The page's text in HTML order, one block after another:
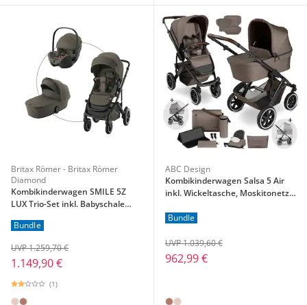
Britax Römer - Britax Römer
Diamond
Kombikinderwagen SMILE 5Z
LUX Trio-Set inkl. Babyschale
Bundle
1.149,90 €
UVP 1.259,70 €
(1)
ABC Design
Kombikinderwagen Salsa 5 Air
inkl. Wickeltasche, Moskitonetz
Bundle
962,99 €
UVP 1.039,60 €